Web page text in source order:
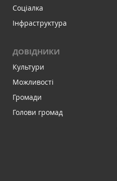
Соціалка
Інфраструктура
ДОВІДНИКИ
Культури
Можливості
Громади
Голови громад